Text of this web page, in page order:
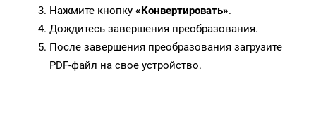
Нажмите кнопку «Конвертировать».
Дождитесь завершения преобразования.
После завершения преобразования загрузите
PDF-файл на свое устройство.